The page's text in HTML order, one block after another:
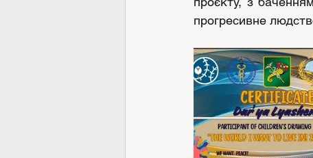
прогресивне